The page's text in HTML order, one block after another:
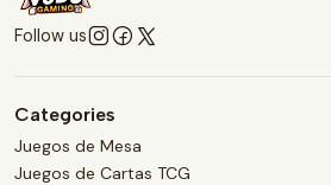
Follow us
Categories
Juegos de Mesa
Juegos de Cartas TCG